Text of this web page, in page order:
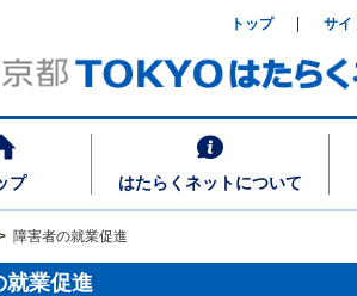
プ はたらくネットについて
トップ サイ
障害者の就業促進
就業促進